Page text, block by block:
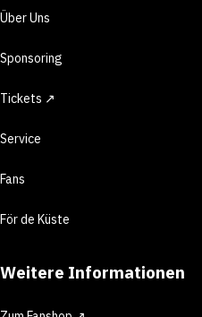
Über Uns
Sponsoring
Tickets ↗
Service
Fans
För de Küste
Weitere Informationen